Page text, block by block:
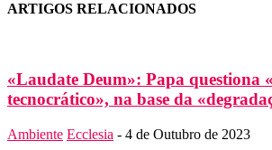
ARTIGOS RELACIONADOS
«Laudate Deum»: Papa questiona
tecnocrático», na base da
Ambiente Ecclesia - 4 de Outubro de 2023